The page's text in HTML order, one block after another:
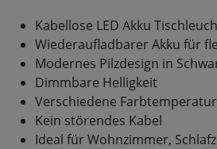
Kabellose LED Akku
Wiederaufladbarer Akku für
Modernes Pilzdesign in
Dimmbare Helligkeit
Verschiedene
Kein störendes Kabel
Ideal für Wohnzimmer,